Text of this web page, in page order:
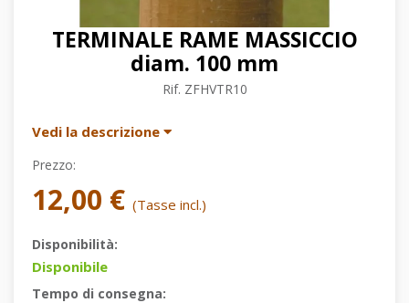
TERMINALE RAME MASSICCIO
diam. 100 mm
Rif. ZFHVTR10
Vedi la descrizione
Prezzo:
12,00 € (Tasse incl.)
Disponibilità:
Disponibile
Tempo di consegna: